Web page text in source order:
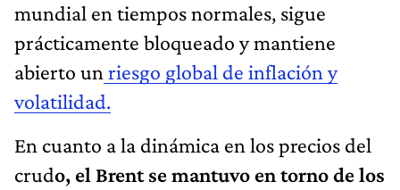
mundial en tiempos normales, sigue
prácticamente bloqueado y mantiene
abierto un riesgo global de inflación y
volatilidad.
En cuanto a la dinámica en los precios del
crudo, el Brent se mantuvo en torno de los